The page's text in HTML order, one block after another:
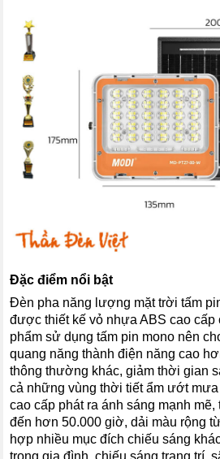
Đặc điểm nổi bật
Đèn pha năng lượng mặt trời tấm
được thiết kế vỏ nhựa ABS cao cấp
phẩm sử dụng tấm pin mono nên
quang năng thành điện năng cao
thông thường khác, giảm thời gian
cả những vùng thời tiết ẩm ướt
cao cấp phát ra ánh sáng mạnh
đến hơn 50.000 giờ, dải màu rộng
hợp nhiều mục đích chiếu sáng